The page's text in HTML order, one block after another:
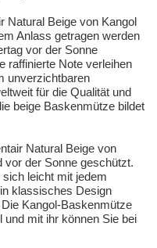
Natural Beige von Kangol
Anlass getragen werden
vor der Sonne
raffinierte Note verleihen
unverzichtbaren
für die Qualität und
beige Baskenmütze bildet
Natural Beige von
vor der Sonne geschützt.
leicht mit jedem
klassisches Design
Kangol-Baskenmütze
mit ihr können Sie bei